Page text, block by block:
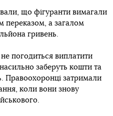
що фігуранти вимагали
переказом, а загалом
гривень.
погодиться виплатити
заберуть кошти та
Правоохоронці затримали
коли вони знову